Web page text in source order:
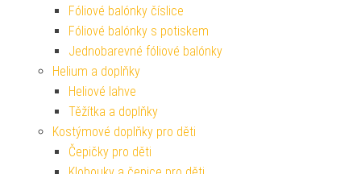
Fóliové balónky číslice
Fóliové balónky s potiskem
Jednobarevné fóliové balónky
Helium a doplňky
Heliové lahve
Těžítka a doplňky
Kostýmové doplňky pro děti
Čepičky pro děti